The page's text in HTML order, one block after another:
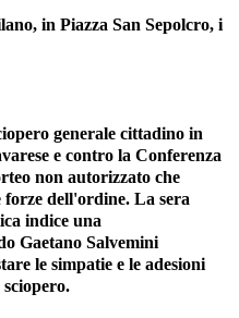
in Piazza San Sepolcro, i
generale cittadino in
e contro la Conferenza
non autorizzato che
dell'ordine. La sera
indice una
Gaetano Salvemini
le simpatie e le adesioni